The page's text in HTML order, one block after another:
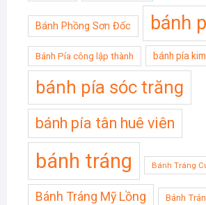
Bánh Phồng Sơn Đốc bánh
Bánh Pía công lập thành bánh pía
bánh pía sóc trăng
bánh pía tân huê viên
bánh tráng Bánh Tráng
Bánh Tráng Mỹ Lồng Bánh